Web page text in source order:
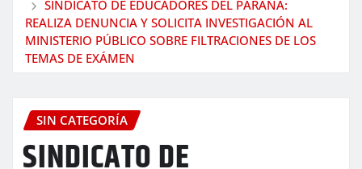
SINDICATO DE EDUCADORES DEL PARANÁ:
REALIZA DENUNCIA Y SOLICITA INVESTIGACIÓN AL
MINISTERIO PÚBLICO SOBRE FILTRACIONES DE LOS
TEMAS DE EXÁMEN
SIN CATEGORÍA
SINDICATO DE